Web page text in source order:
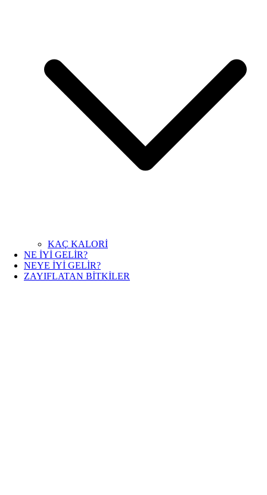
KAÇ KALORİ
NE İYİ GELİR?
NEYE İYİ GELİR?
ZAYIFLATAN BİTKİLER